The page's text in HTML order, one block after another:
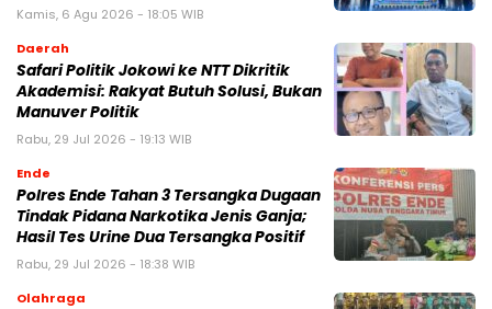
Kamis, 6 Agu 2026 - 18:05 WIB
Daerah
Safari Politik Jokowi ke NTT Dikritik
Akademisi: Rakyat Butuh Solusi, Bukan
Manuver Politik
Rabu, 29 Jul 2026 - 19:13 WIB
Ende
Polres Ende Tahan 3 Tersangka Dugaan
Tindak Pidana Narkotika Jenis Ganja;
Hasil Tes Urine Dua Tersangka Positif
Rabu, 29 Jul 2026 - 18:38 WIB
Olahraga